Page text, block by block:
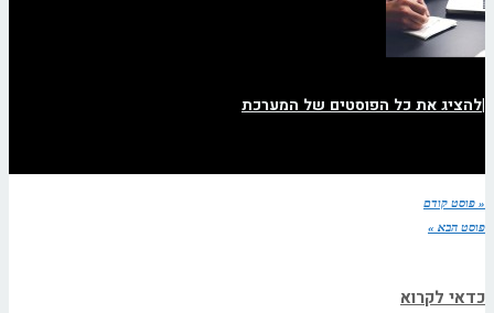
|להציג את כל הפוסטים של המערכת
« פוסט קודם
פוסט הבא »
כדאי לקרוא